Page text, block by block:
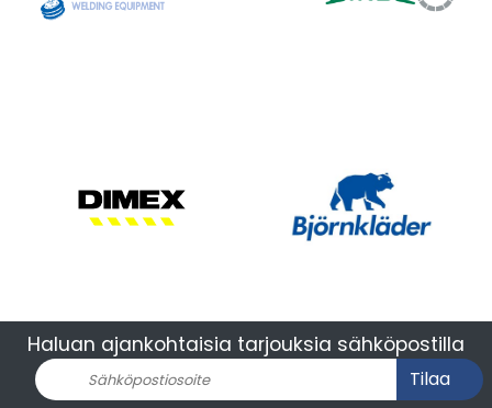
Haluan ajankohtaisia tarjouksia sähköpostilla
Tilaa